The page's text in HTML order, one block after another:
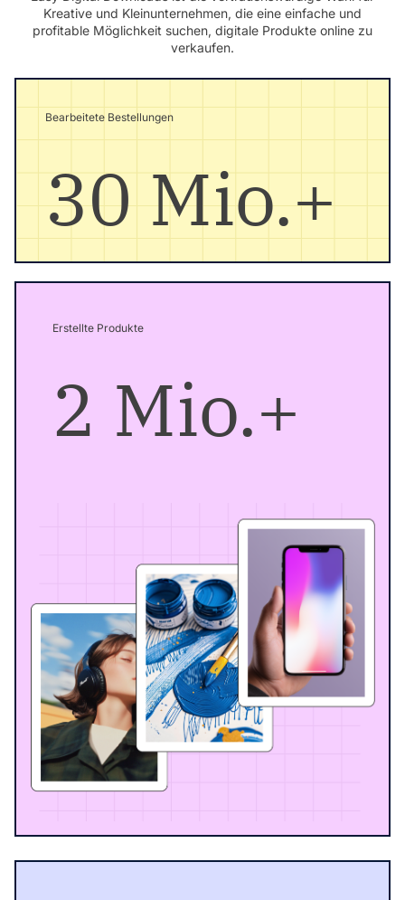
Kreative und Kleinunternehmen, die eine einfache und
profitable Möglichkeit suchen, digitale Produkte online zu
verkaufen.
Bearbeitete Bestellungen
30 Mio.+
Erstellte Produkte
2 Mio.+